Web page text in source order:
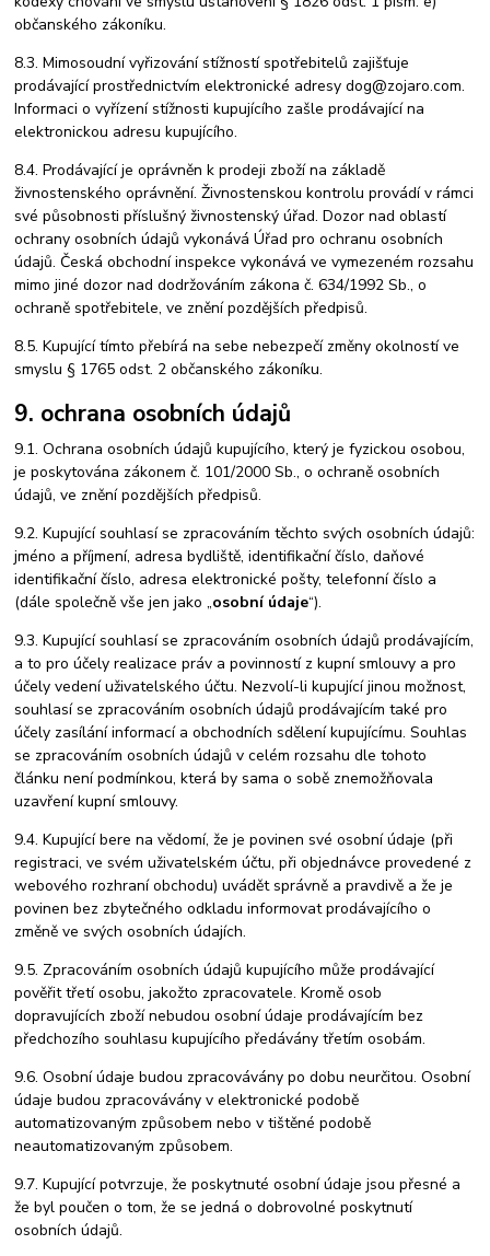
občanského zákoníku.
8.3. Mimosoudní vyřizování stížností spotřebitelů zajišťuje
prodávající prostřednictvím elektronické adresy dog@zojaro.com.
Informaci o vyřízení stížnosti kupujícího zašle prodávající na
elektronickou adresu kupujícího.
8.4. Prodávající je oprávněn k prodeji zboží na základě
živnostenského oprávnění. Živnostenskou kontrolu provádí v rámci
své působnosti příslušný živnostenský úřad. Dozor nad oblastí
ochrany osobních údajů vykonává Úřad pro ochranu osobních
údajů. Česká obchodní inspekce vykonává ve vymezeném rozsahu
mimo jiné dozor nad dodržováním zákona č. 634/1992 Sb., o
ochraně spotřebitele, ve znění pozdějších předpisů.
8.5. Kupující tímto přebírá na sebe nebezpečí změny okolností ve
smyslu § 1765 odst. 2 občanského zákoníku.
9. ochrana osobních údajů
9.1. Ochrana osobních údajů kupujícího, který je fyzickou osobou,
je poskytována zákonem č. 101/2000 Sb., o ochraně osobních
údajů, ve znění pozdějších předpisů.
9.2. Kupující souhlasí se zpracováním těchto svých osobních údajů:
jméno a příjmení, adresa bydliště, identifikační číslo, daňové
identifikační číslo, adresa elektronické pošty, telefonní číslo a
(dále společně vše jen jako „osobní údaje“).
9.3. Kupující souhlasí se zpracováním osobních údajů prodávajícím,
a to pro účely realizace práv a povinností z kupní smlouvy a pro
účely vedení uživatelského účtu. Nezvolí-li kupující jinou možnost,
souhlasí se zpracováním osobních údajů prodávajícím také pro
účely zasílání informací a obchodních sdělení kupujícímu. Souhlas
se zpracováním osobních údajů v celém rozsahu dle tohoto
článku není podmínkou, která by sama o sobě znemožňovala
uzavření kupní smlouvy.
9.4. Kupující bere na vědomí, že je povinen své osobní údaje (při
registraci, ve svém uživatelském účtu, při objednávce provedené z
webového rozhraní obchodu) uvádět správně a pravdivě a že je
povinen bez zbytečného odkladu informovat prodávajícího o
změně ve svých osobních údajích.
9.5. Zpracováním osobních údajů kupujícího může prodávající
pověřit třetí osobu, jakožto zpracovatele. Kromě osob
dopravujících zboží nebudou osobní údaje prodávajícím bez
předchozího souhlasu kupujícího předávány třetím osobám.
9.6. Osobní údaje budou zpracovávány po dobu neurčitou. Osobní
údaje budou zpracovávány v elektronické podobě
automatizovaným způsobem nebo v tištěné podobě
neautomatizovaným způsobem.
9.7. Kupující potvrzuje, že poskytnuté osobní údaje jsou přesné a
že byl poučen o tom, že se jedná o dobrovolné poskytnutí
osobních údajů.